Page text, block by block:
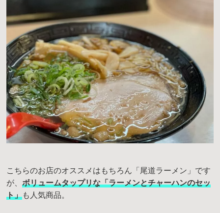
こちらのお店のオススメはもちろん「尾道ラーメン」です
が、ボリュームタップリな「ラーメンとチャーハンのセッ
ト」 も人気商品。